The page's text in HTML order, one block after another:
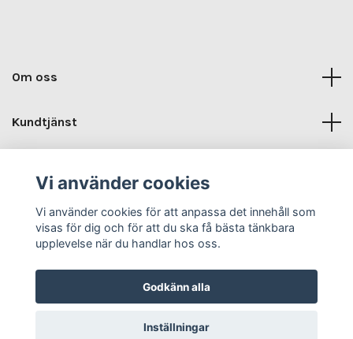
Om oss
Kundtjänst
Sociala medier
© 2026 Humlets Trädgård & Design
Vi använder cookies
Vi använder cookies för att anpassa det innehåll som
visas för dig och för att du ska få bästa tänkbara
upplevelse när du handlar hos oss.
Godkänn alla
Inställningar